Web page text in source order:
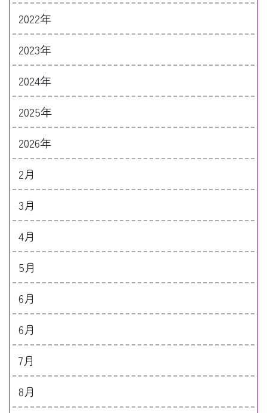
2022年
2023年
2024年
2025年
2026年
2月
3月
4月
5月
6月
6月
7月
8月